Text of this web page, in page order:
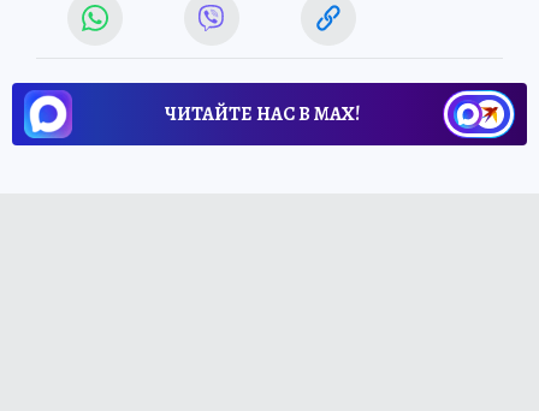
ЧИТАЙТЕ НАС В МАХ!